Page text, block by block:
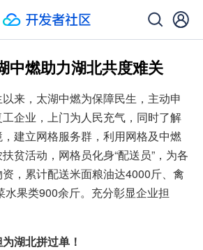
中燃助力湖北共度难关
来，太湖中燃为保障民生，主动申
企业，上门为人民充气，同时了解
建立网格服务群，利用网格及中燃
贫活动，网格员化身“配送员”，为各
，累计配送米面粮油达4000斤、禽
果类900余斤。充分彰显企业担
湖北拼过单！